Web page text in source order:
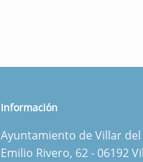
Información
Ayuntamiento de Villar del
Emilio Rivero, 62 - 06192